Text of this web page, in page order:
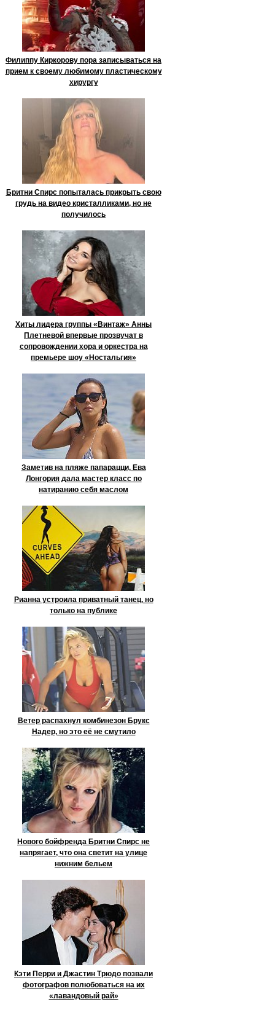
Филиппу Киркорову пора записываться на
прием к своему любимому пластическому
хирургу
Бритни Спирс попыталась прикрыть свою
грудь на видео кристалликами, но не
получилось
Хиты лидера группы «Винтаж» Анны
Плетневой впервые прозвучат в
сопровождении хора и оркестра на
премьере шоу «Ностальгия»
Заметив на пляже папарацци, Ева
Лонгория дала мастер класс по
натиранию себя маслом
Рианна устроила приватный танец, но
только на публике
Ветер распахнул комбинезон Брукс
Надер, но это её не смутило
Нового бойфренда Бритни Спирс не
напрягает, что она светит на улице
нижним бельем
Кэти Перри и Джастин Трюдо позвали
фотографов полюбоваться на их
«лавандовый рай»